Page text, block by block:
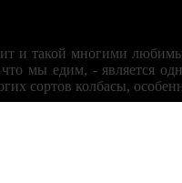
и такой многими
мы едим, - является
сортов колбасы,
кроме убогого в
Когда в
что самое быстрое -
холостякам, не